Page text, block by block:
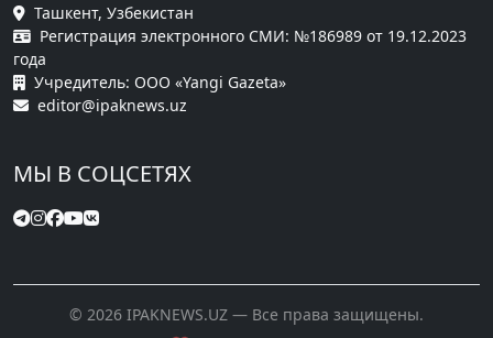
Ташкент, Узбекистан
Регистрация электронного СМИ: №186989 от 19.12.2023
года
Учредитель: ООО «Yangi Gazeta»
editor@ipaknews.uz
МЫ В СОЦСЕТЯХ
© 2026 IPAKNEWS.UZ — Все права защищены.